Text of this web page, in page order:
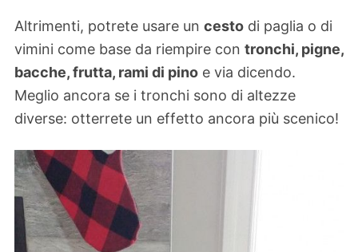
Altrimenti, potrete usare un cesto di paglia o di
vimini come base da riempire con tronchi, pigne,
bacche, frutta, rami di pino e via dicendo.
Meglio ancora se i tronchi sono di altezze
diverse: otterrete un effetto ancora più scenico!